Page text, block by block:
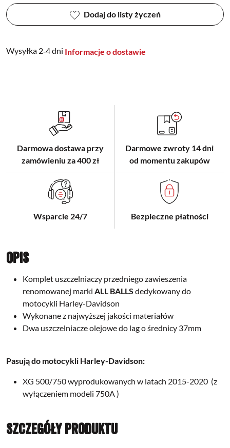
Dodaj do listy życzeń
Wysyłka 2‑4 dni Informacje o dostawie
Darmowa dostawa przy
zamówieniu za 400 zł
Darmowe zwroty 14 dni
od momentu zakupów
Wsparcie 24/7 Bezpieczne płatności
Opis
Komplet uszczelniaczy przedniego zawieszenia
renomowanej marki ALL BALLS dedykowany do
motocykli Harley-Davidson
Wykonane z najwyższej jakości materiałów
Dwa uszczelniacze olejowe do lag o średnicy 37mm
Pasują do motocykli Harley-Davidson:
XG 500/750wyprodukowanych w latach 2015-2020 (z
wyłączeniem modeli 750A )
Szczegóły produktu